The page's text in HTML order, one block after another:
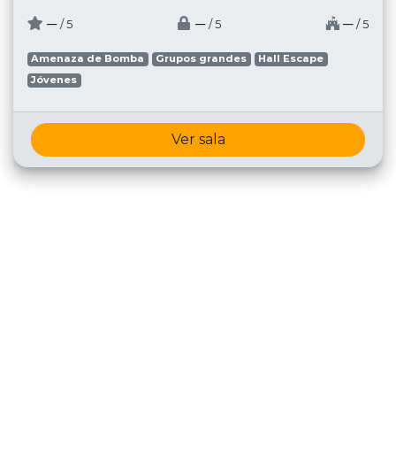
─ / 5 ─ / 5 ─ / 5
Amenaza de Bomba Grupos grandes
Hall Escape
Jóvenes
Ver sala